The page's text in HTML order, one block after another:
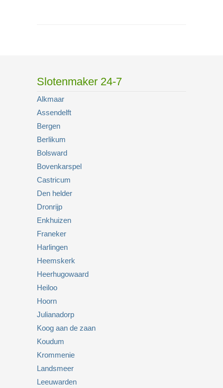
Slotenmaker 24-7
Alkmaar
Assendelft
Bergen
Berlikum
Bolsward
Bovenkarspel
Castricum
Den helder
Dronrijp
Enkhuizen
Franeker
Harlingen
Heemskerk
Heerhugowaard
Heiloo
Hoorn
Julianadorp
Koog aan de zaan
Koudum
Krommenie
Landsmeer
Leeuwarden